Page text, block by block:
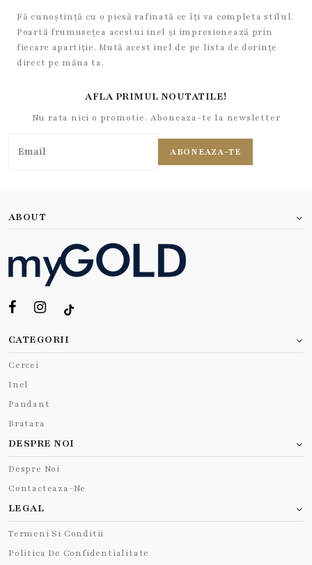
Fă cunoștință cu o piesă rafinată ce îți va completa stilul.
Poartă frumusețea acestui inel și impresionează prin
fiecare apartiție. Mută acest inel de pe lista de dorințe
direct pe măna ta.
AFLA PRIMUL NOUTATILE!
Nu rata nici o promotie. Aboneaza-te la newsletter
ABONEAZA-TE
ABOUT
CATEGORII
Cercei
Inel
Pandant
Bratara
DESPRE NOI
Despre Noi
Contacteaza-Ne
LEGAL
Termeni Si Conditii
Politica De Confidentialitate